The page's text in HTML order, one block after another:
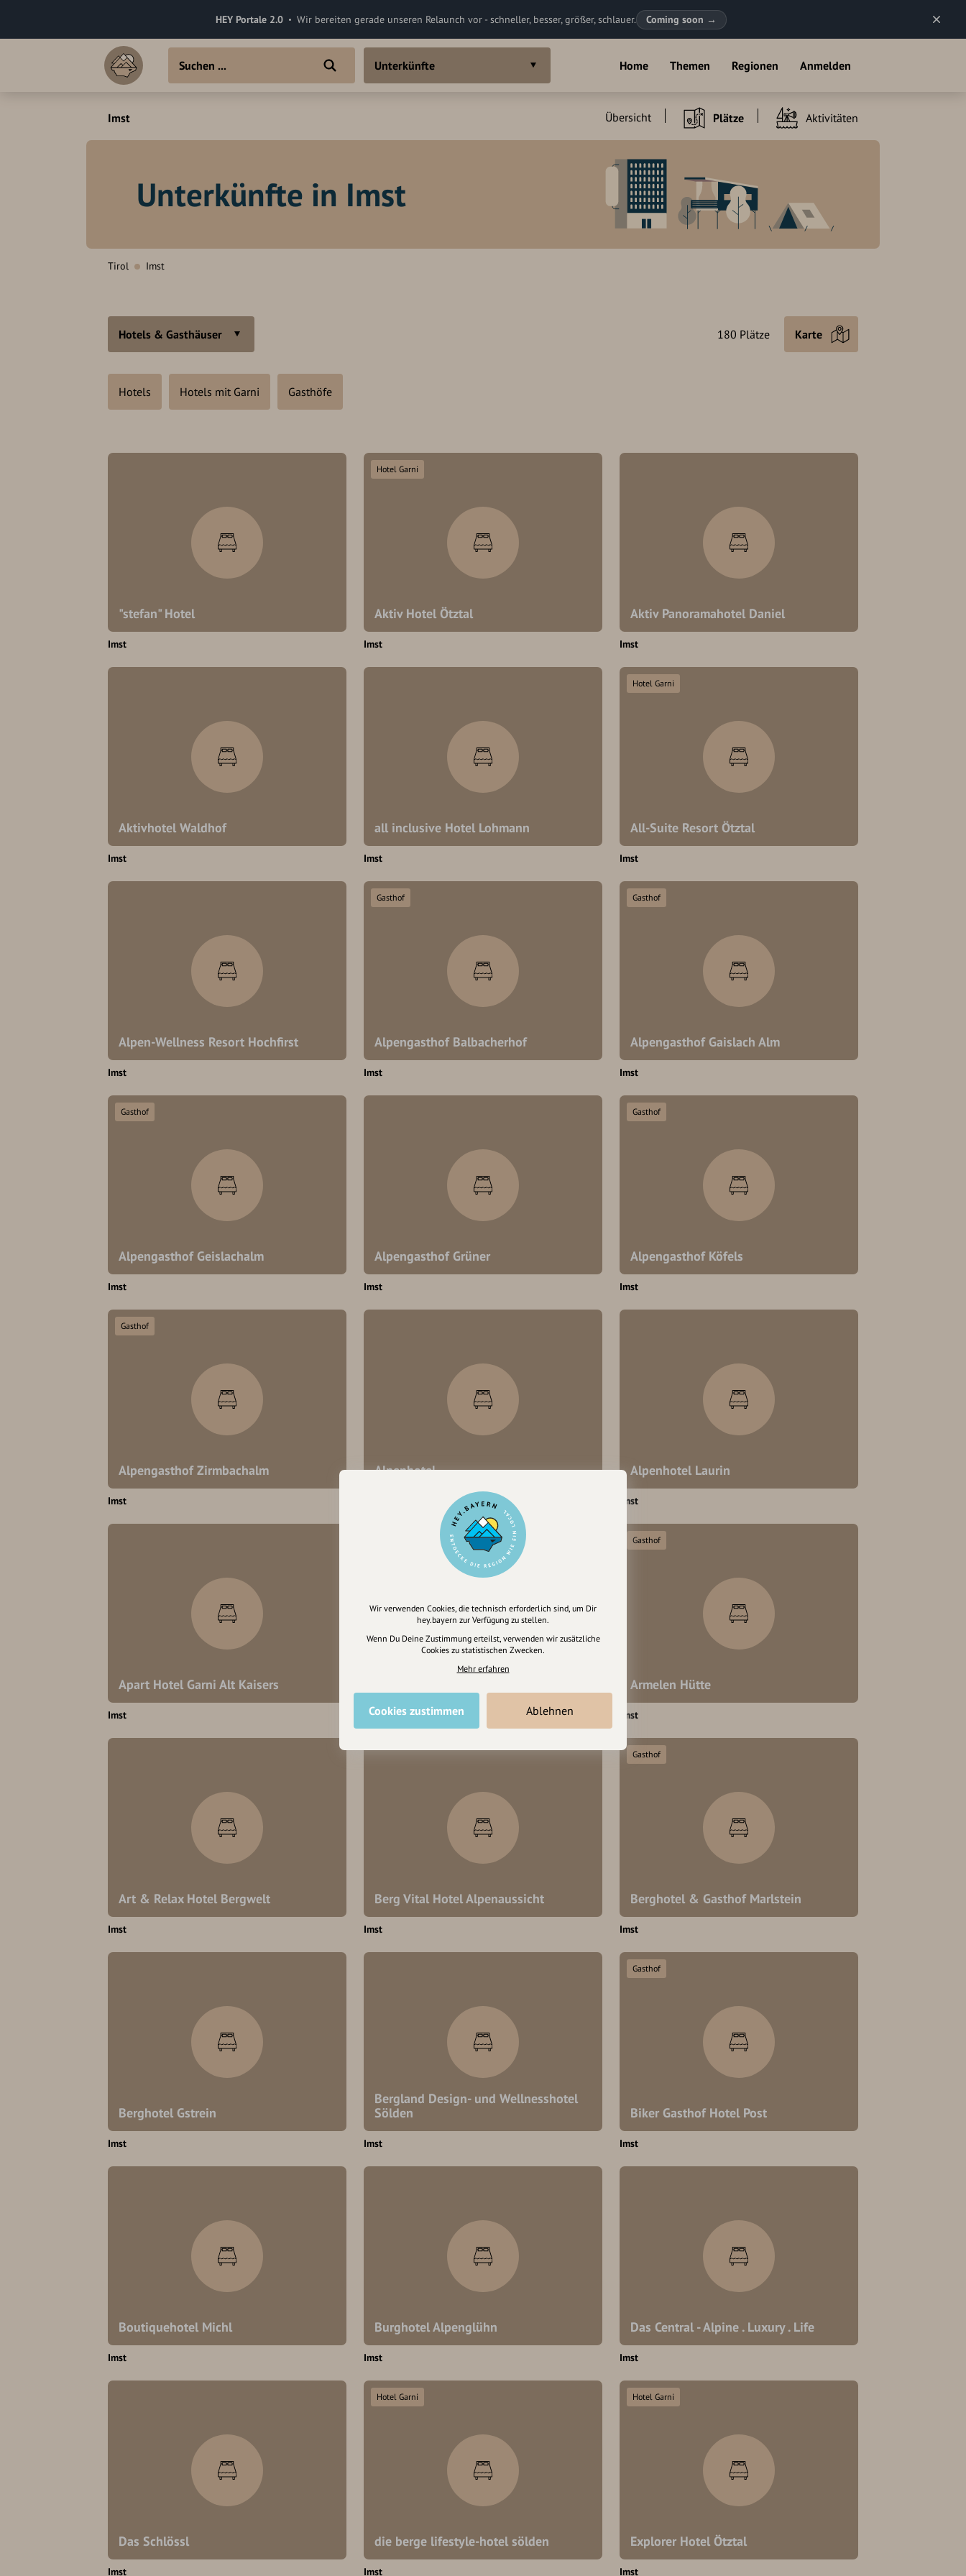
HEY Portale 2.0 Wir bereiten gerade unseren Relaunch vor - schneller, besser, größer, schlauer. Coming soon →
Home Themen Regionen Anmelden
Unterkünfte
Imst Übersicht Plätze Aktivitäten
Unterkünfte in Imst
Tirol Imst
Hotels & Gasthäuser
Hotels Hotels mit Garni Gasthöfe
180 Plätze Karte
"stefan" Hotel
Imst
Aktiv Hotel Ötztal
Hotel Garni
Imst
Aktiv Panoramahotel Daniel
Imst
Aktivhotel Waldhof
Imst
all inclusive Hotel Lohmann
Imst
All-Suite Resort Ötztal
Hotel Garni
Imst
Alpen-Wellness Resort Hochfirst
Imst
Alpengasthof Balbacherhof
Gasthof
Imst
Alpengasthof Gaislach Alm
Gasthof
Imst
Alpengasthof Geislachalm
Gasthof
Imst
Alpengasthof Grüner
Imst
Alpengasthof Köfels
Gasthof
Imst
Alpengasthof Zirmbachalm
Gasthof
Imst
Alpenhotel Alpenhotel Laurin
Imst
Apart Hotel Garni Alt Kaisers
Imst Imst
Armelen Hütte
Gasthof
Imst
Art & Relax Hotel Bergwelt
Imst
Berg Vital Hotel Alpenaussicht
Imst
Berghotel & Gasthof Marlstein
Gasthof
Imst
Berghotel Gstrein
Imst
Bergland Design- und Wellnesshotel
Sölden
Imst
Biker Gasthof Hotel Post
Gasthof
Imst
Boutiquehotel Michl
Imst
Burghotel Alpenglühn
Imst
Das Central - Alpine . Luxury . Life
Imst
Das Schlössl
Imst
die berge lifestyle-hotel sölden
Hotel Garni
Imst
Explorer Hotel Ötztal
Hotel Garni
Imst
Wir verwenden Cookies, die technisch erforderlich sind, um Dir
hey.bayern zur Verfügung zu stellen.
Wenn Du Deine Zustimmung erteilst, verwenden wir zusätzliche
Cookies zu statistischen Zwecken.
Mehr erfahren
Cookies zustimmen Ablehnen